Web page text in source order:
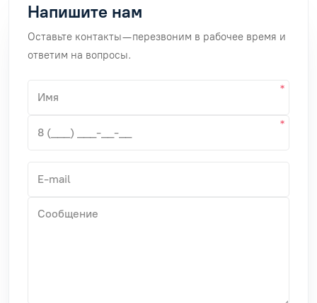
Напишите нам
Оставьте контакты — перезвоним в рабочее время и
ответим на вопросы.